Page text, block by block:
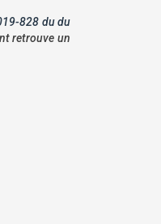
828 du du
retrouve un